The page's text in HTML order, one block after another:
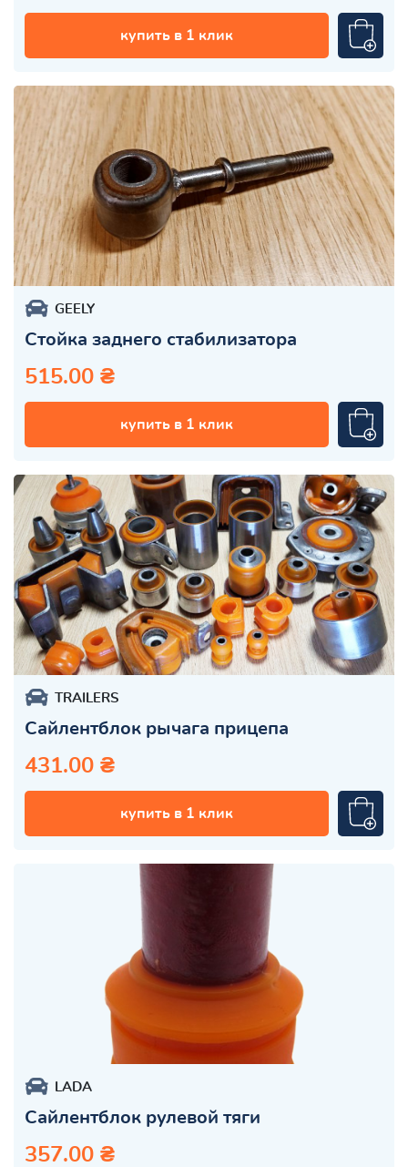
купить в 1 клик
GEELY
Стойка заднего стабилизатора
515.00 ₴
купить в 1 клик
TRAILERS
Сайлентблок рычага прицепа
431.00 ₴
купить в 1 клик
LADA
Сайлентблок рулевой тяги
357.00 ₴